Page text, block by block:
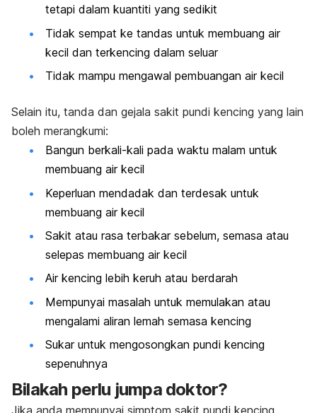
tetapi dalam kuantiti yang sedikit
Tidak sempat ke tandas untuk membuang air
kecil dan terkencing dalam seluar
Tidak mampu mengawal pembuangan air kecil
Selain itu, tanda dan gejala sakit pundi kencing yang lain
boleh merangkumi:
Bangun berkali-kali pada waktu malam untuk
membuang air kecil
Keperluan mendadak dan terdesak untuk
membuang air kecil
Sakit atau rasa terbakar sebelum, semasa atau
selepas membuang air kecil
Air kencing lebih keruh atau berdarah
Mempunyai masalah untuk memulakan atau
mengalami aliran lemah semasa kencing
Sukar untuk mengosongkan pundi kencing
sepenuhnya
Bilakah perlu jumpa doktor?
Jika anda mempunyai simptom sakit pundi kencing,